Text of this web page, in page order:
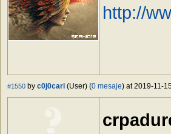
http://
#1550 by c0j0cari (User) (0 mesaje) at 2019-11-